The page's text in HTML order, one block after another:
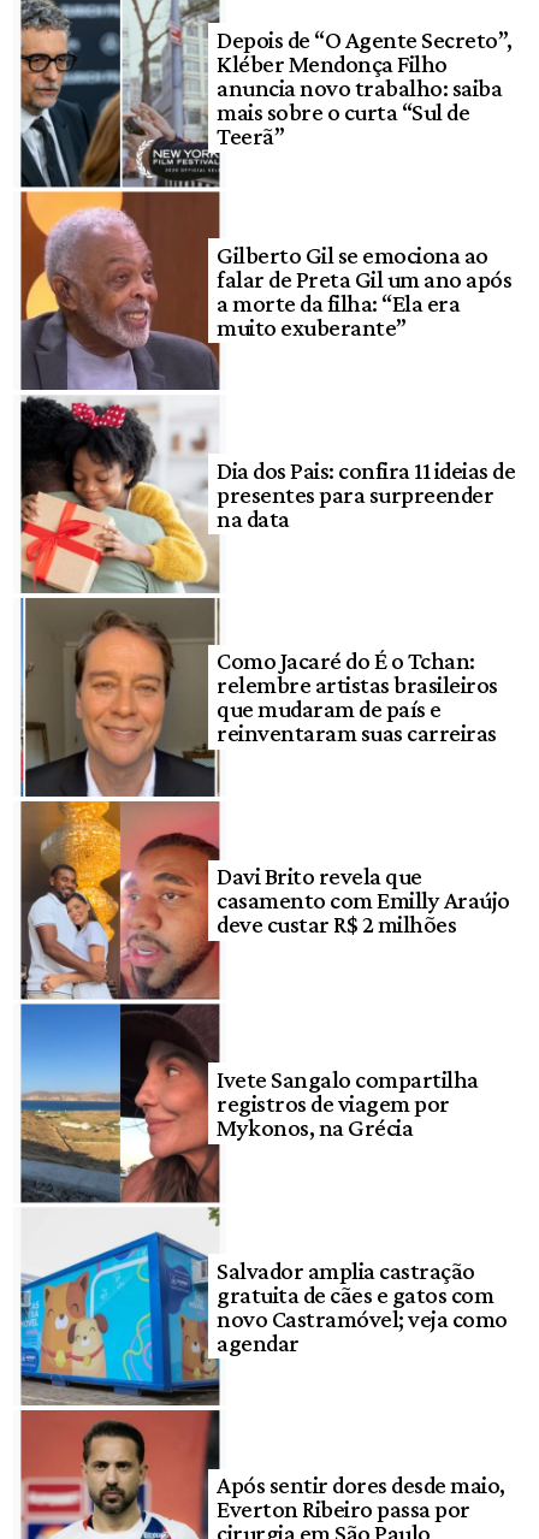
Depois de “O Agente Secreto”,
Kléber Mendonça Filho
anuncia novo trabalho: saiba
mais sobre o curta “Sul de
Teerã”
Gilberto Gil se emociona ao
falar de Preta Gil um ano após
a morte da filha: “Ela era
muito exuberante”
Dia dos Pais: confira 11 ideias de
presentes para surpreender
na data
Como Jacaré do É o Tchan:
relembre artistas brasileiros
que mudaram de país e
reinventaram suas carreiras
Davi Brito revela que
casamento com Emilly Araújo
deve custar R$ 2 milhões
Ivete Sangalo compartilha
registros de viagem por
Mykonos, na Grécia
Salvador amplia castração
gratuita de cães e gatos com
novo Castramóvel; veja como
agendar
Após sentir dores desde maio,
Everton Ribeiro passa por
cirurgia em São Paulo